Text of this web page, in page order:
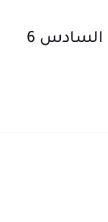
قصة الشيخ برهان الفصل السادس 6